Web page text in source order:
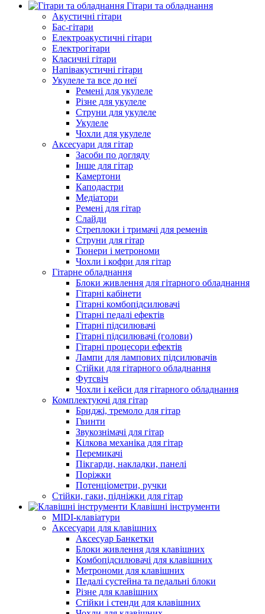
Гітари та обладнання
Акустичні гітари
Бас-гітари
Електроакустичні гітари
Електрогітари
Класичні гітари
Напівакустичні гітари
Укулеле та все до неї
Ремені для укулеле
Різне для укулеле
Струни для укулеле
Укулеле
Чохли для укулеле
Аксесуари для гітар
Засоби по догляду
Інше для гітар
Камертони
Каподастри
Медіатори
Ремені для гітар
Слайди
Стреплоки і тримачі для ременів
Струни для гітар
Тюнери і метрономи
Чохли і кофри для гітар
Гітарне обладнання
Блоки живлення для гітарного обладнання
Гітарні кабінети
Гітарні комбопідсилювачі
Гітарні педалі ефектів
Гітарні підсилювачі
Гітарні підсилювачі (голови)
Гітарні процесори ефектів
Лампи для лампових підсилювачів
Стійки для гітарного обладнання
Футсвіч
Чохли і кейси для гітарного обладнання
Комплектуючі для гітар
Бриджі, тремоло для гітар
Гвинти
Звукознімачі для гітар
Кілкова механіка для гітар
Перемикачі
Пікгарди, накладки, панелі
Поріжки
Потенціометри, ручки
Стійки, гаки, підніжки для гітар
Клавішні інструменти
MIDI-клавіатури
Аксесуари для клавішних
Аксесуар Банкетки
Блоки живлення для клавішних
Комбопідсилювачі для клавішних
Метрономи для клавішних
Педалі сустейна та педальні блоки
Різне для клавішних
Стійки і стенди для клавішних